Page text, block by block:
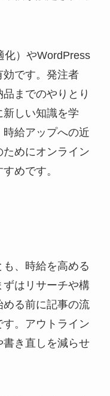
化）やWordPress
効です。発注者
までのやりとり
しい知識を学
給アップへの近
めにオンライン
めです。
、時給を高める
はリサーチや構
める前に記事の流
。アウトライン
書き直しを減らせ